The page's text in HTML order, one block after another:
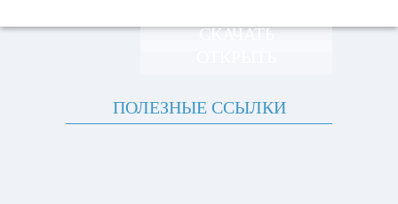
СКАЧАТЬ
ПОЛЕЗНЫЕ ССЫЛКИ